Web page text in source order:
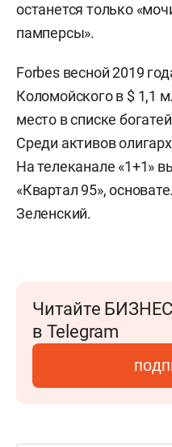
останется только
памперсы».
Forbes весной 2019
Коломойского в $ 1,1
место в списке
Среди активов
На телеканале «1+1»
«Квартал 95»,
Зеленский.
Читайте
в Telegram